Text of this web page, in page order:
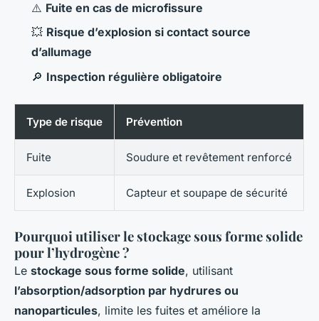
⚠️ Fuite en cas de microfissure
💥 Risque d’explosion si contact source
d’allumage
🔎 Inspection régulière obligatoire
Type de risque Prévention
Fuite Soudure et revêtement renforcé
Explosion Capteur et soupape de sécurité
Pourquoi utiliser le stockage sous forme solide
pour l’hydrogène ?
Le stockage sous forme solide, utilisant
l’absorption/adsorption par hydrures ou
nanoparticules, limite les fuites et améliore la